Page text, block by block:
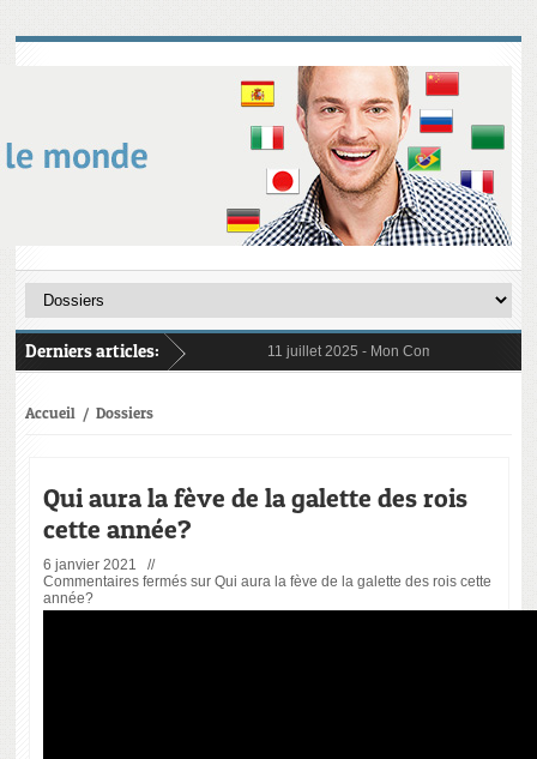
Derniers articles: 11 juillet 2025 - Mon Compte Formation
6 janvier 2025 -Au 1er janvier 2025, le
Accueil /Dossiers
Qui aura la fève de la galette des rois
cette année?
6 janvier 2021 //
Commentaires ferméssur Qui aura la fève de la galette des rois cette
année?